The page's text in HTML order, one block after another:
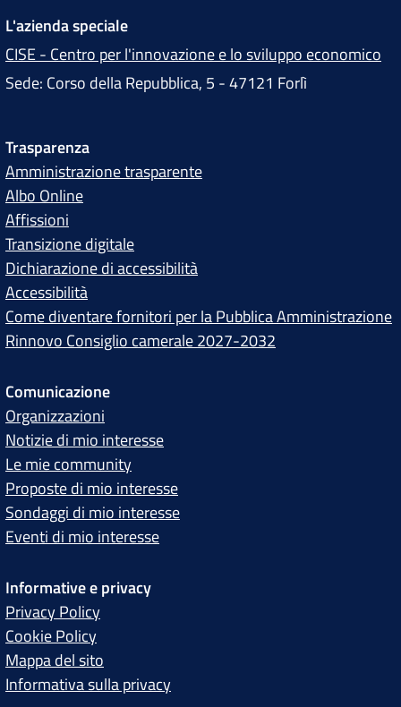
L'azienda speciale
CISE - Centro per l'innovazione e lo sviluppo economico
Sede: Corso della Repubblica, 5 - 47121 Forlì
Trasparenza
Amministrazione trasparente
Albo Online
Affissioni
Transizione digitale
Dichiarazione di accessibilità
Accessibilità
Come diventare fornitori per la Pubblica Amministrazione
Rinnovo Consiglio camerale 2027-2032
Comunicazione
Organizzazioni
Notizie di mio interesse
Le mie community
Proposte di mio interesse
Sondaggi di mio interesse
Eventi di mio interesse
Informative e privacy
Privacy Policy
Cookie Policy
Mappa del sito
Informativa sulla privacy